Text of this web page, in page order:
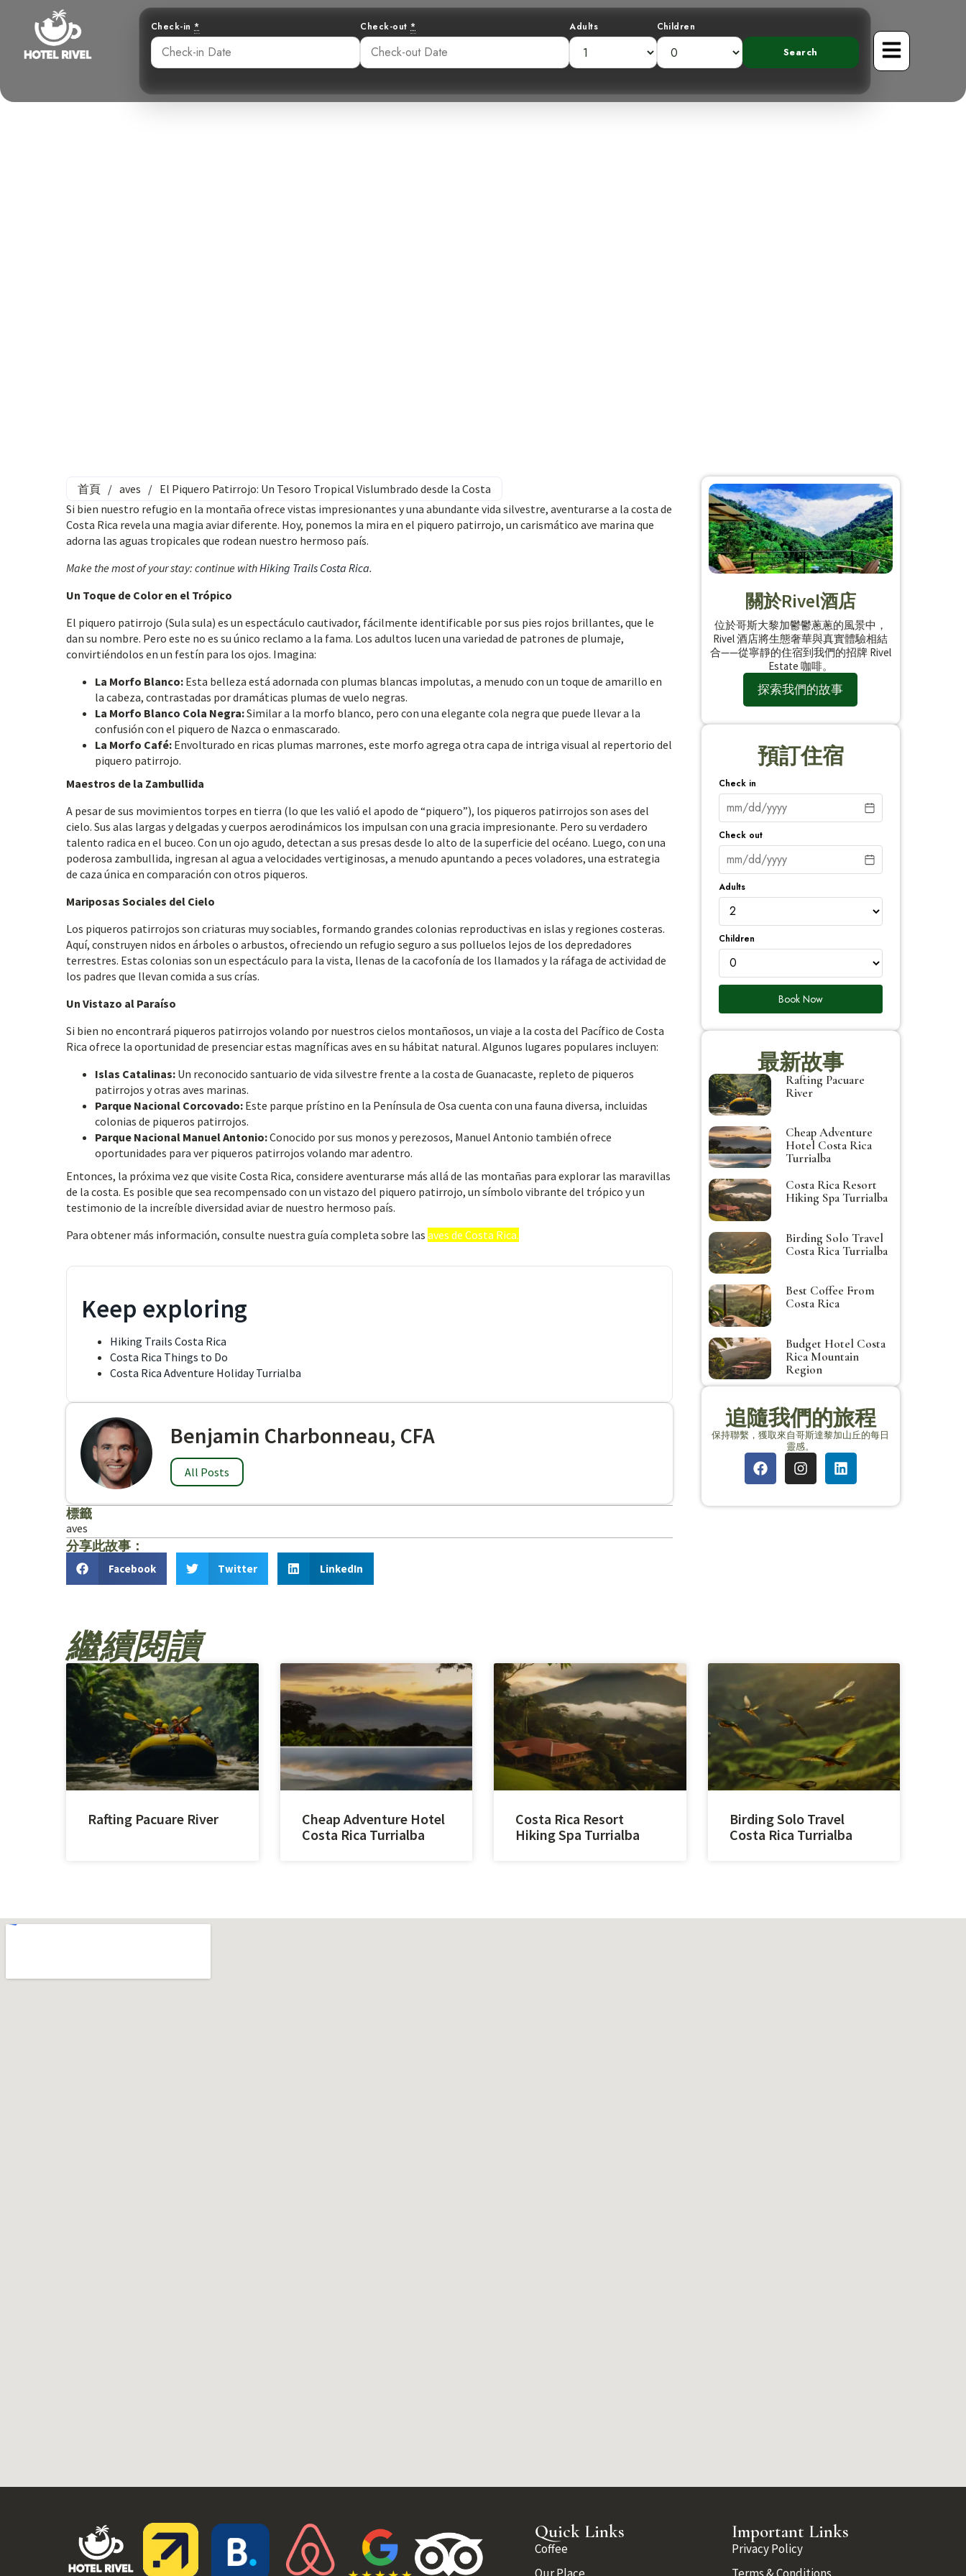
Check-in * Check-out * Adults Children
首頁 / aves / El Piquero Patirrojo: Un Tesoro Tropical Vislumbrado desde la Costa
Si bien nuestro refugio en la montaña ofrece vistas impresionantes y una abundante vida silvestre, aventurarse a la costa de
Costa Rica revela una magia aviar diferente. Hoy, ponemos la mira en el piquero patirrojo, un carismático ave marina que
adorna las aguas tropicales que rodean nuestro hermoso país.
Make the most of your stay: continue withHiking Trails Costa Rica.
Un Toque de Color en el Trópico
El piquero patirrojo (Sula sula) es un espectáculo cautivador, fácilmente identificable por sus pies rojos brillantes, que le
dan su nombre. Pero este no es su único reclamo a la fama. Los adultos lucen una variedad de patrones de plumaje,
convirtiéndolos en un festín para los ojos. Imagina:
La Morfo Blanco: Esta belleza está adornada con plumas blancas impolutas, a menudo con un toque de amarillo en
la cabeza, contrastadas por dramáticas plumas de vuelo negras.
La Morfo Blanco Cola Negra:Similar a la morfo blanco, pero con una elegante cola negra que puede llevar a la
confusión con el piquero de Nazca o enmascarado.
La Morfo Café: Envolturado en ricas plumas marrones, este morfo agrega otra capa de intriga visual al repertorio del
piquero patirrojo.
Maestros de la Zambullida
A pesar de sus movimientos torpes en tierra (lo que les valió el apodo de “piquero”), los piqueros patirrojos son ases del
cielo. Sus alas largas y delgadas y cuerpos aerodinámicos los impulsan con una gracia impresionante. Pero su verdadero
talento radica en el buceo. Con un ojo agudo, detectan a sus presas desde lo alto de la superficie del océano. Luego, con una
poderosa zambullida, ingresan al agua a velocidades vertiginosas, a menudo apuntando a peces voladores, una estrategia
de caza única en comparación con otros piqueros.
Mariposas Sociales del Cielo
Los piqueros patirrojos son criaturas muy sociables, formando grandes colonias reproductivas en islas y regiones costeras.
Aquí, construyen nidos en árboles o arbustos, ofreciendo un refugio seguro a sus polluelos lejos de los depredadores
terrestres. Estas colonias son un espectáculo para la vista, llenas de la cacofonía de los llamados y la ráfaga de actividad de
los padres que llevan comida a sus crías.
Un Vistazo al Paraíso
Si bien no encontrará piqueros patirrojos volando por nuestros cielos montañosos, un viaje a la costa del Pacífico de Costa
Rica ofrece la oportunidad de presenciar estas magníficas aves en su hábitat natural. Algunos lugares populares incluyen:
Islas Catalinas: Un reconocido santuario de vida silvestre frente a la costa de Guanacaste, repleto de piqueros
patirrojos y otras aves marinas.
Parque Nacional Corcovado: Este parque prístino en la Península de Osa cuenta con una fauna diversa, incluidas
colonias de piqueros patirrojos.
Parque Nacional Manuel Antonio:Conocido por sus monos y perezosos, Manuel Antonio también ofrece
oportunidades para ver piqueros patirrojos volando mar adentro.
Entonces, la próxima vez que visite Costa Rica, considere aventurarse más allá de las montañas para explorar las maravillas
de la costa. Es posible que sea recompensado con un vistazo del piquero patirrojo, un símbolo vibrante del trópico y un
testimonio de la increíble diversidad aviar de nuestro hermoso país.
Para obtener más información, consulte nuestra guía completa sobre las aves de Costa Rica.
Keep exploring
Hiking Trails Costa Rica
Costa Rica Things to Do
Costa Rica Adventure Holiday Turrialba
Benjamin Charbonneau, CFA
All Posts
標籤
aves
分享此故事：
Facebook Twitter LinkedIn
關於Rivel酒店
位於哥斯大黎加鬱鬱蔥蔥的風景中，
Rivel 酒店將生態奢華與真實體驗相結
合——從寧靜的住宿到我們的招牌 Rivel
Estate 咖啡。
探索我們的故事
預訂住宿
Check in
Check out
Adults
Children
Book Now
最新故事
Rafting Pacuare
River
Cheap Adventure
Hotel Costa Rica
Turrialba
Costa Rica Resort
Hiking Spa Turrialba
Birding Solo Travel
Costa Rica Turrialba
Best Coffee From
Costa Rica
Budget Hotel Costa
Rica Mountain
Region
追隨我們的旅程
保持聯繫，獲取來自哥斯達黎加山丘的每日
靈感。
繼續閱讀
Rafting Pacuare River
Cheap Adventure Hotel
Costa Rica Turrialba
Costa Rica Resort
Hiking Spa Turrialba
Birding Solo Travel
Costa Rica Turrialba
Quick Links
Coffee
Our Place
Important Links
Privacy Policy
Terms & Conditions